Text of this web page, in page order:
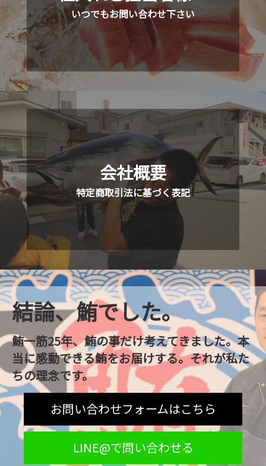
いつでもお問い合わせ下さい
会社概要
特定商取引法に基づく表記
結論、鮪でした。
鮪一筋25年、鮪の事だけ考えてきました。本
当に感動できる鮪をお届けする。それが私た
ちの理念です。
お問い合わせフォームはこちら
LINE@で問い合わせる